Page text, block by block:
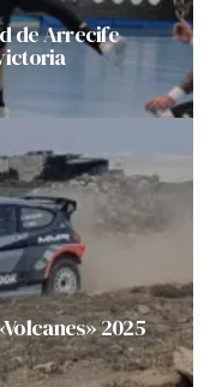
de Arrecife
2025